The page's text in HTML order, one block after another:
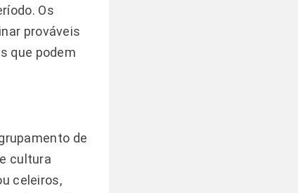
Os
prováveis
que podem
de
cultura
celeiros,